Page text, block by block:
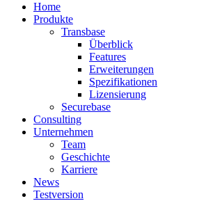
Home
Produkte
Transbase
Überblick
Features
Erweiterungen
Spezifikationen
Lizensierung
Securebase
Consulting
Unternehmen
Team
Geschichte
Karriere
News
Testversion